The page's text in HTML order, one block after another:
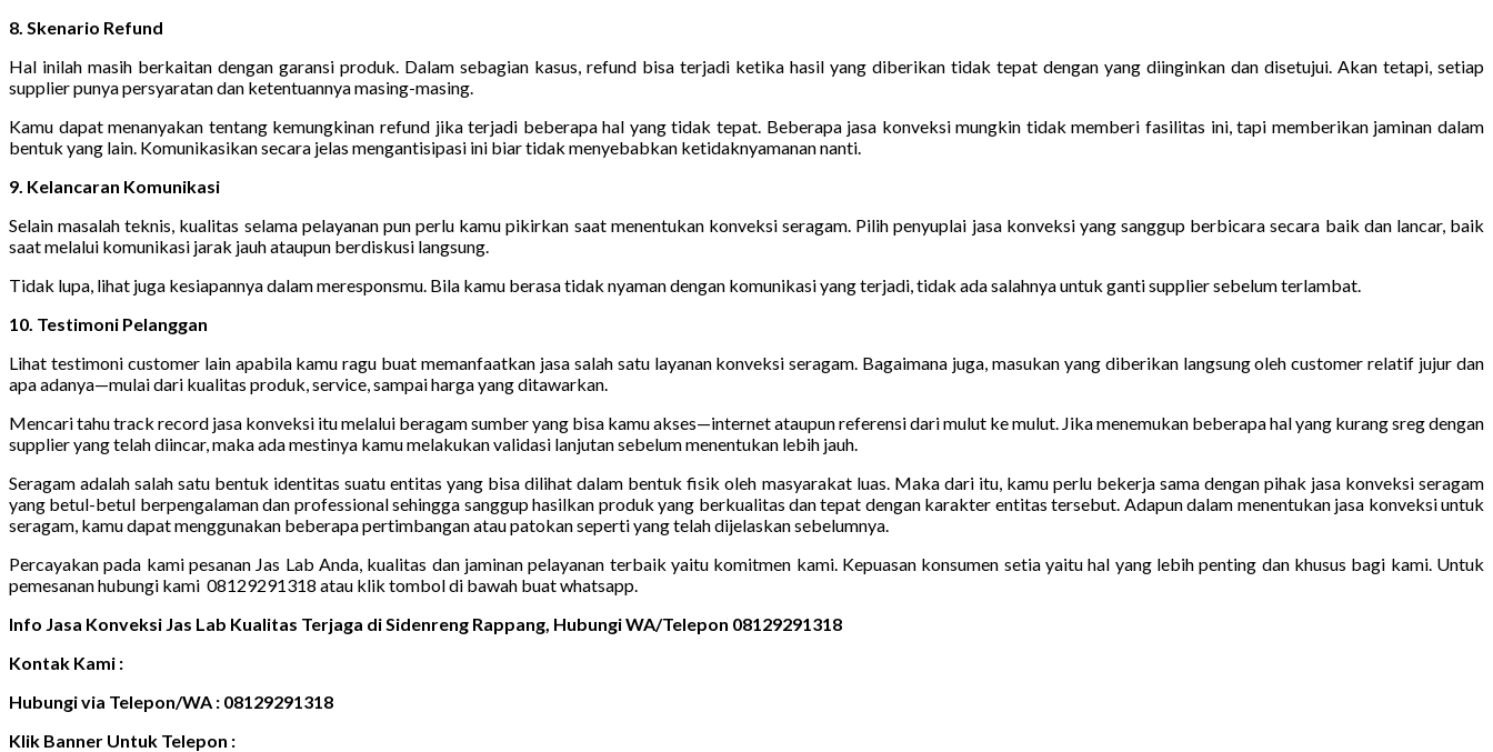
8. Skenario Refund
Hal inilah masih berkaitan dengan garansi produk. Dalam sebagian kasus, refund bisa terjadi ketika hasil yang diberikan tidak tepat dengan yang diinginkan dan disetujui. Akan tetapi, setiap
supplier punya persyaratan dan ketentuannya masing-masing.
Kamu dapat menanyakan tentang kemungkinan refund jika terjadi beberapa hal yang tidak tepat. Beberapa jasa konveksi mungkin tidak memberi fasilitas ini, tapi memberikan jaminan dalam
bentuk yang lain. Komunikasikan secara jelas mengantisipasi ini biar tidak menyebabkan ketidaknyamanan nanti.
9. Kelancaran Komunikasi
Selain masalah teknis, kualitas selama pelayanan pun perlu kamu pikirkan saat menentukan konveksi seragam. Pilih penyuplai jasa konveksi yang sanggup berbicara secara baik dan lancar, baik
saat melalui komunikasi jarak jauh ataupun berdiskusi langsung.
Tidak lupa, lihat juga kesiapannya dalam meresponsmu. Bila kamu berasa tidak nyaman dengan komunikasi yang terjadi, tidak ada salahnya untuk ganti supplier sebelum terlambat.
10. Testimoni Pelanggan
Lihat testimoni customer lain apabila kamu ragu buat memanfaatkan jasa salah satu layanan konveksi seragam. Bagaimana juga, masukan yang diberikan langsung oleh customer relatif jujur dan
apa adanya—mulai dari kualitas produk, service, sampai harga yang ditawarkan.
Mencari tahu track record jasa konveksi itu melalui beragam sumber yang bisa kamu akses—internet ataupun referensi dari mulut ke mulut. Jika menemukan beberapa hal yang kurang sreg dengan
supplier yang telah diincar, maka ada mestinya kamu melakukan validasi lanjutan sebelum menentukan lebih jauh.
Seragam adalah salah satu bentuk identitas suatu entitas yang bisa dilihat dalam bentuk fisik oleh masyarakat luas. Maka dari itu, kamu perlu bekerja sama dengan pihak jasa konveksi seragam
yang betul-betul berpengalaman dan professional sehingga sanggup hasilkan produk yang berkualitas dan tepat dengan karakter entitas tersebut. Adapun dalam menentukan jasa konveksi untuk
seragam, kamu dapat menggunakan beberapa pertimbangan atau patokan seperti yang telah dijelaskan sebelumnya.
Percayakan pada kami pesanan Jas Lab Anda, kualitas dan jaminan pelayanan terbaik yaitu komitmen kami. Kepuasan konsumen setia yaitu hal yang lebih penting dan khusus bagi kami. Untuk
pemesanan hubungi kami 08129291318 atau klik tombol di bawah buat whatsapp.
Info Jasa Konveksi Jas Lab Kualitas Terjaga di Sidenreng Rappang, Hubungi WA/Telepon 08129291318
Kontak Kami :
Hubungi via Telepon/WA : 08129291318
Klik Banner Untuk Telepon :